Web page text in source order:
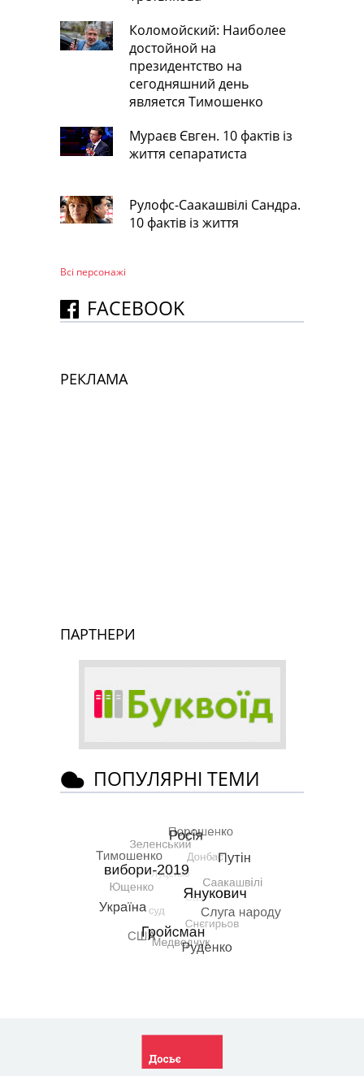
Коломойский: Наиболее
достойной на
президентство на
сегодняшний день
является Тимошенко
Мураєв Євген. 10 фактів із
життя сепаратиста
Рулофс-Саакашвілі Сандра.
10 фактів із життя
Всі персонажi
FACEBOOK
РЕКЛАМА
ПАРТНЕРИ
ПОПУЛЯРНІ ТЕМИ